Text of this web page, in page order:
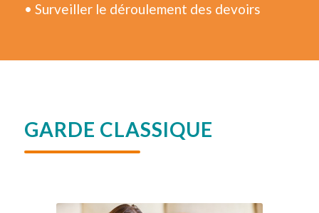
• Surveiller le déroulement des devoirs
GARDE CLASSIQUE